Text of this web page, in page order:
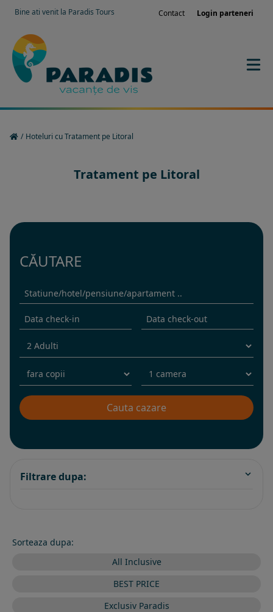
Bine ati venit la Paradis Tours Contact Login parteneri
/ Hoteluri cu Tratament pe Litoral
Tratament pe Litoral
CĂUTARE
Filtrare dupa:
Sorteaza dupa:
All Inclusive
BEST PRICE
Exclusiv Paradis